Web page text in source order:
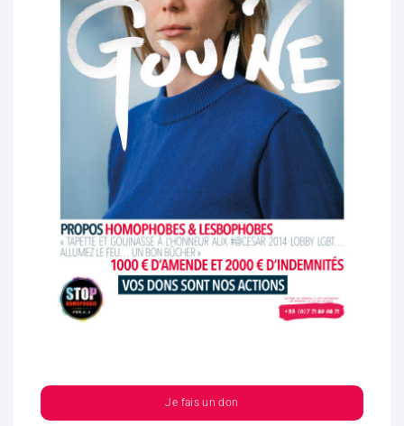
Je fais un don